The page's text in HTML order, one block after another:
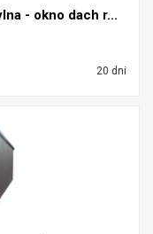
- okno dach r...
20 dni